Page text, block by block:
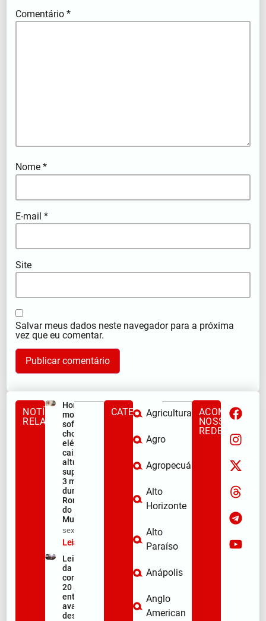
Comentário*
Nome*
E-mail*
Site
Salvar meus dados neste navegador para a próxima
vez que eu comentar.
NOTÍCIAS
RELACIONADAS
Homem
morre após
sofrer
choque
elétrico e
cair de
altura
superior a
3 metros
durante a
Romaria
do
Muquém
sex/08/2026
Leia mais »
Lei Maria
da Penha
completa
20 anos
entre
avanços e
desafios
CATEGORIASAgricultura
Agro
Agropecuária
Alto
Horizonte
Alto
Paraíso
Anápolis
Anglo
American
ACOMPANHE
NOSSAS
REDES